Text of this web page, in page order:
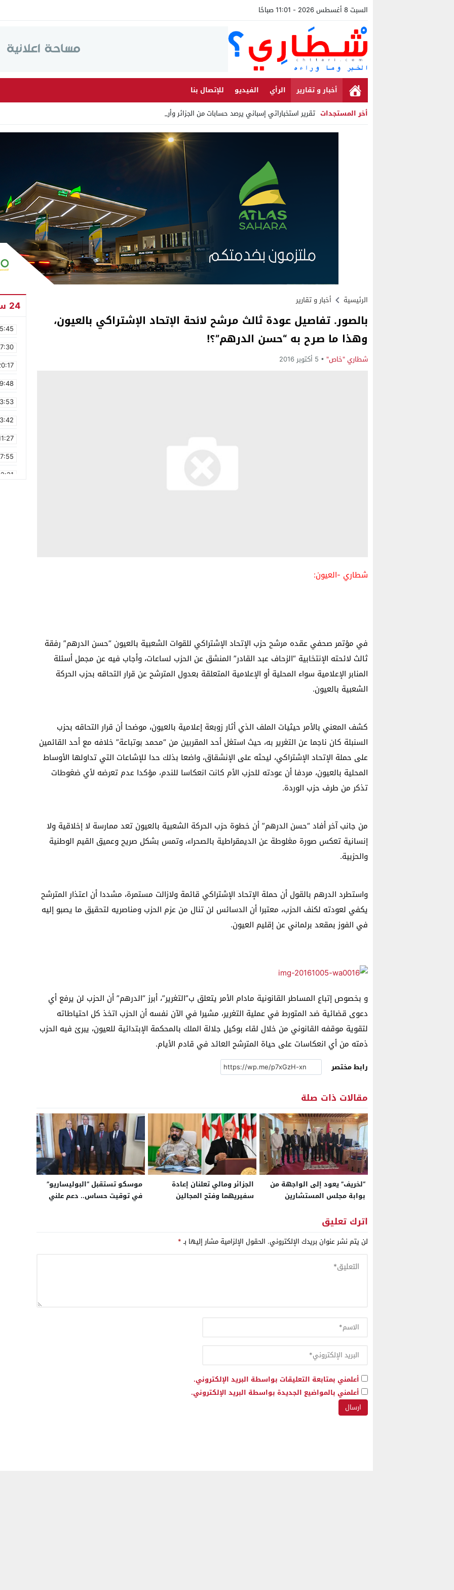
السبت 8 أغسطس 2026 - 11:01 صباحًا
أخبار و تقارير الرأي الفيديو
للإتصال بنا
أخر المستجدات تقرير استخباراتي إسباني يرصد حسابات من الجزائر وأرقاما بـ”21_
Stop
الرئيسية أخبار و تقارير
بالصور. تفاصيل عودة ثالث مرشح لائحة الإتحاد الإشتراكي بالعيون،
وهذا ما صرح به “حسن الدرهم”؟!
شطاري "خاص" 5 أكتوبر 2016
شطاري -العيون:
في مؤتمر صحفي عقده مرشح حزب الإتحاد الإشتراكي للقوات الشعبية بالعيون “حسن الدرهم” رفقة
ثالث لائحته الإنتخابية “الزحاف عبد القادر” المنشق عن الحزب لساعات، وأجاب فيه عن مجمل أسئلة
المنابر الإعلامية سواء المحلية أو الإعلامية المتعلقة بعدول المترشح عن قرار التحاقه بحزب الحركة
الشعبية بالعيون.
كشف المعني بالأمر حيثيات الملف الذي أثار زوبعة إعلامية بالعيون، موضحا أن قرار التحاقه بحزب
السنبلة كان ناجما عن التغرير به، حيث استغل أحد المقربين من “محمد بوتباعة” خلافه مع أحد القائمين
على حملة الإتحاد الإشتراكي، ليحثه على الإنشقاق، واضعا بذلك حدا للإشاعات التي تداولها الأوساط
المحلية بالعيون، مردفا أن عودته للحزب الأم كانت انعكاسا للندم، مؤكدا عدم تعرضه لأي ضغوطات
تذكر من طرف حزب الوردة.
من جانب آخر أفاد “حسن الدرهم” أن خطوة حزب الحركة الشعبية بالعيون تعد ممارسة لا إخلاقية ولا
إنسانية تعكس صورة مغلوطة عن الديمقراطية بالصحراء، وتمس بشكل صريح وعميق القيم الوطنية
والحزبية.
واستطرد الدرهم بالقول أن حملة الإتحاد الإشتراكي قائمة ولازالت مستمرة، مشددا أن اعتذار المترشح
يكفي لعودته لكنف الحزب، معتبرا أن الدسائس لن تنال من عزم الحزب ومناصريه لتحقيق ما يصبو إليه
في الفوز بمقعد برلماني عن إقليم العيون.
و بخصوص إتباع المساطر القانونية مادام الأمر يتعلق ب”التغرير”، أبرز “الدرهم” أن الحزب لن يرفع أي
دعوى قضائية ضد المتورط في عملية التغرير، مشيرا في الآن نفسه أن الحزب اتخذ كل احتياطاته
لتقوية موقفه القانوني من خلال لقاء بوكيل جلالة الملك بالمحكمة الإبتدائية للعيون، يبرئ فيه الحزب
ذمته من أي انعكاسات على حياة المترشح العائد في قادم الأيام.
رابط مختصر
مقالات ذات صلة
“لخريف” يعود إلى الواجهة من
بوابة مجلس المستشارين
الجزائر ومالي تعلنان إعادة
سفيريهما وفتح المجالين
موسكو تستقبل “البوليساريو”
في توقيت حساس.. دعم علني
اترك تعليق
لن يتم نشر عنوان بريدك الإلكتروني. الحقول الإلزامية مشار إليها بـ*
أعلمني بمتابعة التعليقات بواسطة البريد الإلكتروني.
أعلمني بالمواضيع الجديدة بواسطة البريد الإلكتروني.
24 ساعة